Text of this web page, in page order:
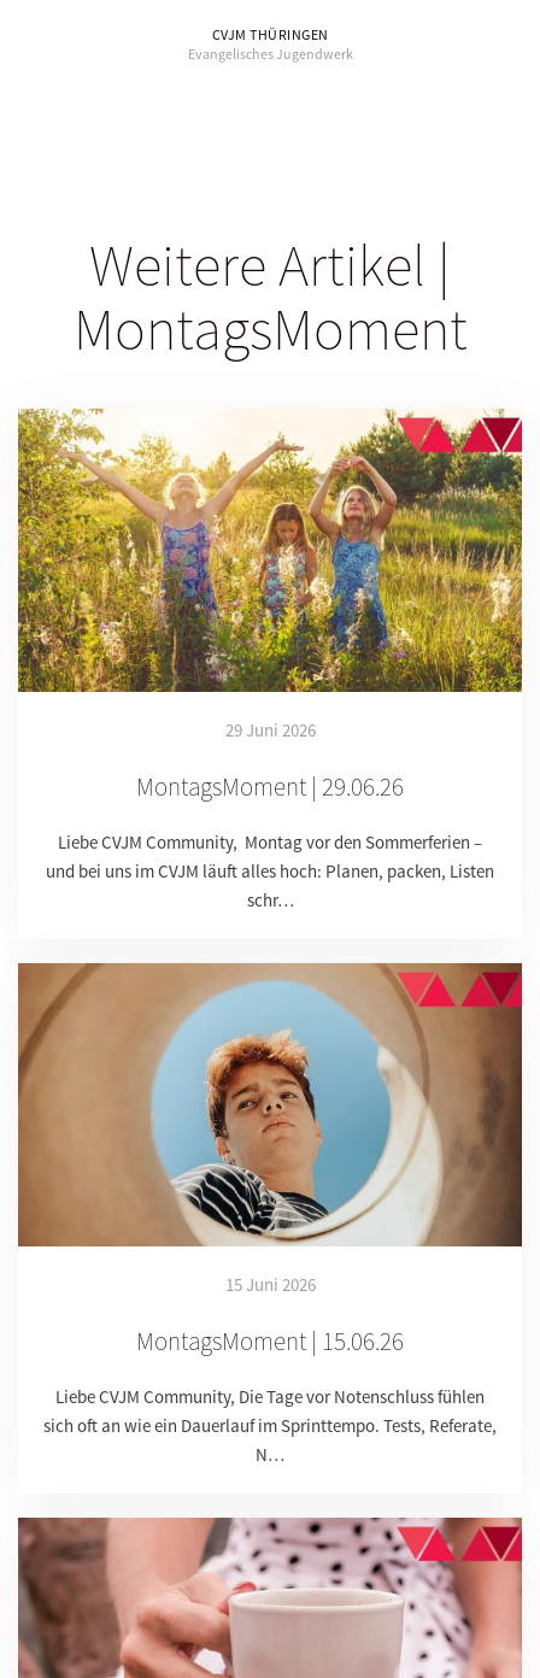
CVJM THÜRINGEN
Evangelisches Jugendwerk
Weitere Artikel |
MontagsMoment
29 Juni 2026
MontagsMoment | 29.06.26
Liebe CVJM Community, Montag vor den Sommerferien –
und bei uns im CVJM läuft alles hoch: Planen, packen, Listen
schr…
15 Juni 2026
MontagsMoment | 15.06.26
Liebe CVJM Community, Die Tage vor Notenschluss fühlen
sich oft an wie ein Dauerlauf im Sprinttempo. Tests, Referate,
N…